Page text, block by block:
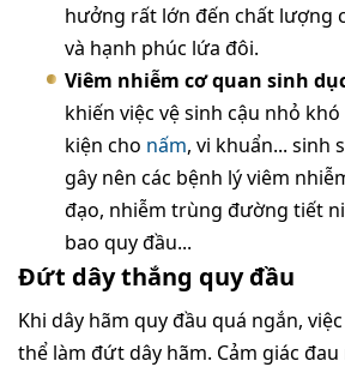
hưởng rất lớn đến chất lượng
và hạnh phúc lứa đôi.
Viêm nhiễm cơ quan sinh
khiến việc vệ sinh cậu nhỏ
kiện cho nấm, vi khuẩn... sinh
gây nên các bệnh lý viêm
đạo, nhiễm trùng đường tiết
bao quy đầu...
Đứt dây thắng quy đầu
Khi dây hãm quy đầu quá ngắn,
thể làm đứt dây hãm. Cảm giác